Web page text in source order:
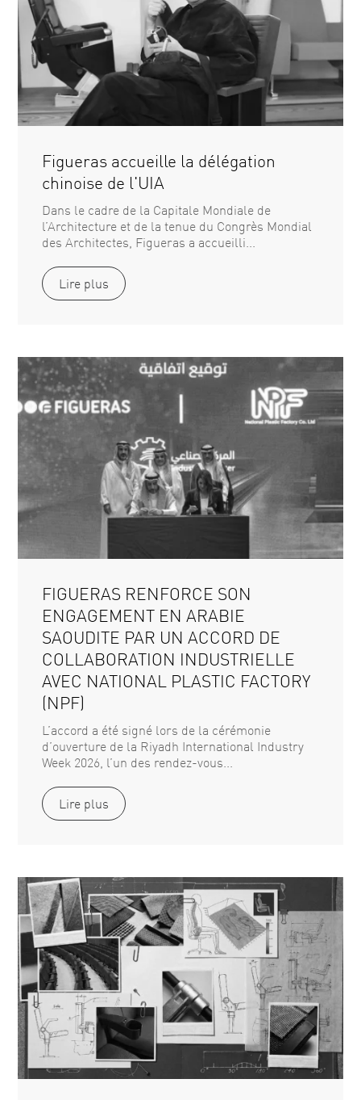
Figueras accueille la délégation
chinoise de l'UIA
Dans le cadre de la Capitale Mondiale de
l’Architecture et de la tenue du Congrès Mondial
des Architectes, Figueras a accueilli...
Lire plus
FIGUERAS RENFORCE SON
ENGAGEMENT EN ARABIE
SAOUDITE PAR UN ACCORD DE
COLLABORATION INDUSTRIELLE
AVEC NATIONAL PLASTIC FACTORY
(NPF)
L’accord a été signé lors de la cérémonie
d’ouverture de la Riyadh International Industry
Week 2026, l’un des rendez-vous...
Lire plus